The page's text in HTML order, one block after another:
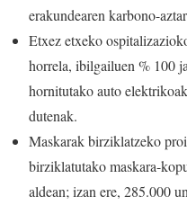
erakundearen karbono-
Etxez etxeko
horrela, ibilgailuen % 100
hornitutako auto
dutenak.
Maskarak birziklatzeko
birziklatutako maskara-
aldean; izan ere, 285.000